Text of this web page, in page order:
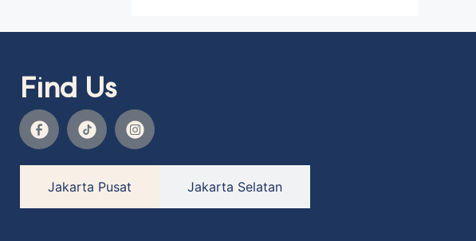
Find Us
Jakarta Pusat Jakarta Selatan